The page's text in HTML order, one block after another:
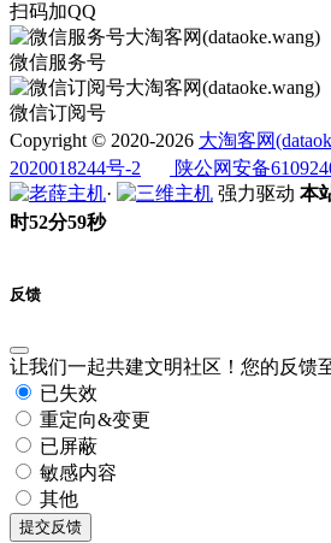
扫码加QQ
微信服务号
微信订阅号
Copyright © 2020-2026 大淘客网
2020018244号-2
陕公网安备
·
强力驱动 本
时52分59秒
反馈
让我们一起共建文明社区！您的反馈
已失效
重定向&变更
已屏蔽
敏感内容
其他
提交反馈